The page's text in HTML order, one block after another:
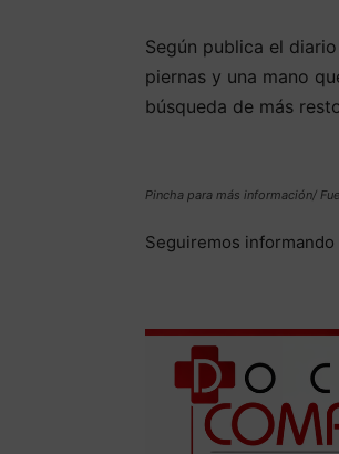
Según publica el
piernas y una mano
búsqueda de más
Pincha para más información/
Seguiremos informando